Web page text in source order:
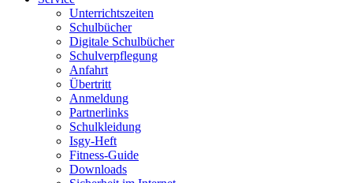
Unterrichtszeiten
Schulbücher
Digitale Schulbücher
Schulverpflegung
Anfahrt
Übertritt
Anmeldung
Partnerlinks
Schulkleidung
Isgy-Heft
Fitness-Guide
Downloads